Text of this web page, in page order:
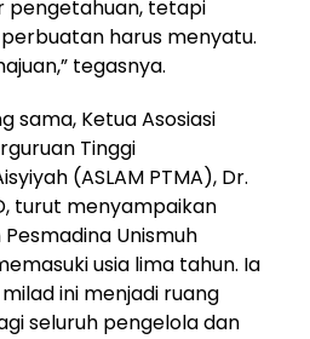
pengetahuan, tetapi
harus menyatu.
tegasnya.
sama, Ketua Asosiasi
Tinggi
(ASLAM PTMA), Dr.
turut menyampaikan
Unismuh
usia lima tahun. Ia
ini menjadi ruang
seluruh pengelola dan